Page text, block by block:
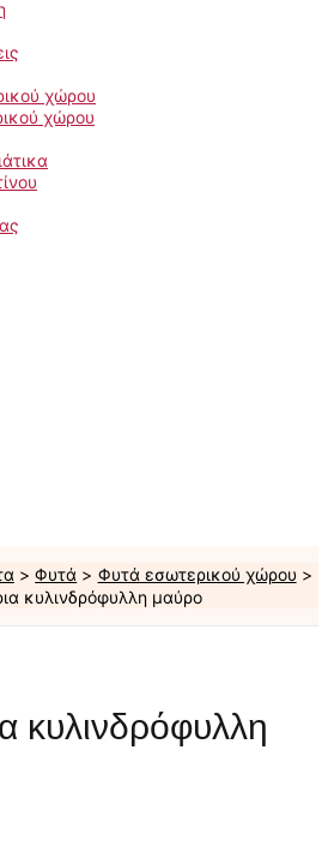
χώρου
χώρου
Φυτά
Φυτά εσωτερικού χώρου
κυλινδρόφυλλη μαύρο
κυλινδρόφυλλη